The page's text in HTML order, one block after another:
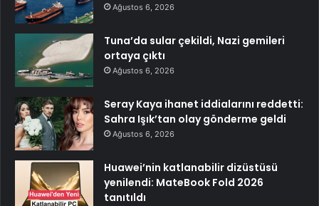
Ağustos 6, 2026
Tuna’da sular çekildi, Nazi gemileri
ortaya çıktı
Ağustos 6, 2026
Seray Kaya ihanet iddialarını reddetti:
Sahra Işık’tan olay gönderme geldi
Ağustos 6, 2026
Huawei’nin katlanabilir dizüstüsü
yenilendi: MateBook Fold 2026
tanıtıldı